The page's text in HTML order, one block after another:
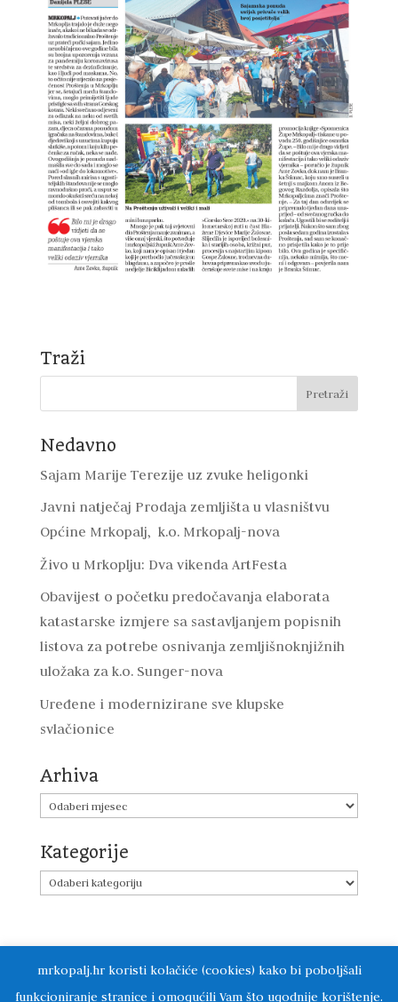
Traži
Nedavno
Sajam Marije Terezije uz zvuke heligonki
Javni natječaj Prodaja zemljišta u vlasništvu
Općine Mrkopalj, k.o. Mrkopalj-nova
Živo u Mrkoplju: Dva vikenda ArtFesta
Obavijest o početku predočavanja elaborata
katastarske izmjere sa sastavljanjem popisnih
listova za potrebe osnivanja zemljišnoknjižnih
uložaka za k.o. Sunger-nova
Uređene i modernizirane sve klupske
svlačionice
Arhiva
Arhiva
Kategorije
Kategorije
mrkopalj.hr koristi kolačiće (cookies) kako bi poboljšali
funkcioniranje stranice i omogućili Vam što ugodnije korištenje.